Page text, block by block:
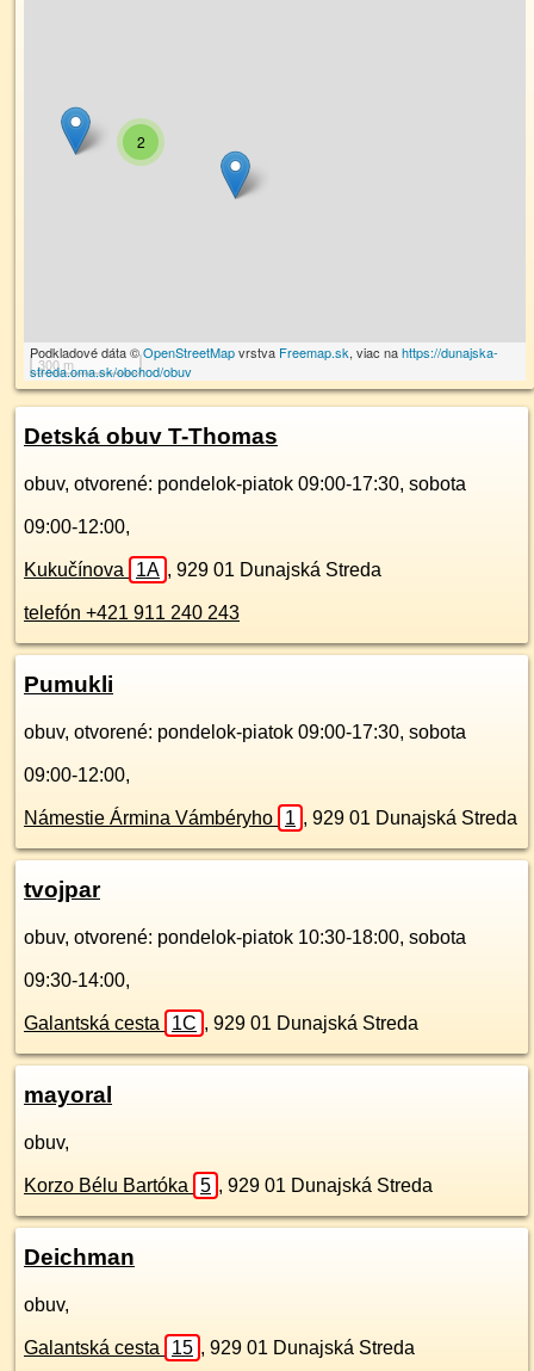
2
300 m
Podkladové dáta ©OpenStreetMapvrstva Freemap.sk, viac nahttps://dunajska-
streda.oma.sk/obchod/obuv
Detská obuv T-Thomas
obuv, otvorené: pondelok-piatok 09:00-17:30, sobota
09:00-12:00,
Kukučínova 1A , 929 01 Dunajská Streda
telefón +421 911 240 243
Pumukli
obuv, otvorené: pondelok-piatok 09:00-17:30, sobota
09:00-12:00,
Námestie Ármina Vámbéryho 1 , 929 01 Dunajská Streda
tvojpar
obuv, otvorené: pondelok-piatok 10:30-18:00, sobota
09:30-14:00,
Galantská cesta 1C , 929 01 Dunajská Streda
mayoral
obuv,
Korzo Bélu Bartóka 5 , 929 01 Dunajská Streda
Deichman
obuv,
Galantská cesta 15 , 929 01 Dunajská Streda